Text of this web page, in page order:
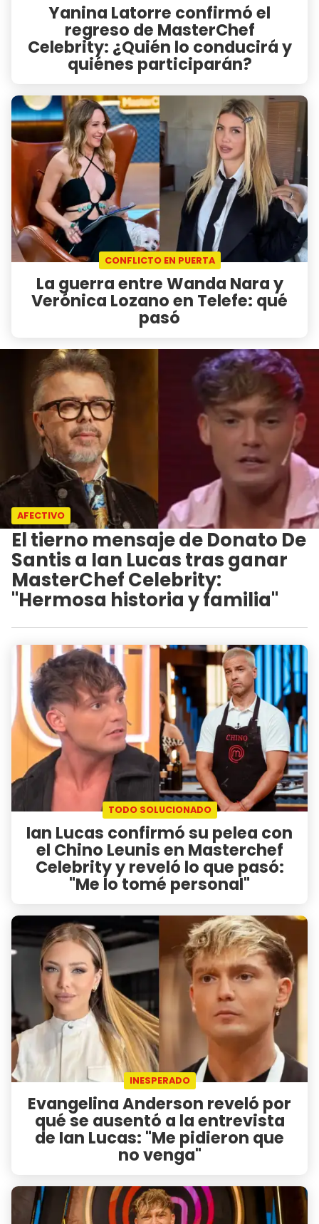
Yanina Latorre confirmó el
regreso de MasterChef
Celebrity: ¿Quién lo conducirá y
quiénes participarán?
CONFLICTO EN PUERTA
La guerra entre Wanda Nara y
Verónica Lozano en Telefe: qué
pasó
AFECTIVO
El tierno mensaje de Donato De
Santis a Ian Lucas tras ganar
MasterChef Celebrity:
"Hermosa historia y familia"
TODO SOLUCIONADO
Ian Lucas confirmó su pelea con
el Chino Leunis en Masterchef
Celebrity y reveló lo que pasó:
"Me lo tomé personal"
INESPERADO
Evangelina Anderson reveló por
qué se ausentó a la entrevista
de Ian Lucas: "Me pidieron que
no venga"